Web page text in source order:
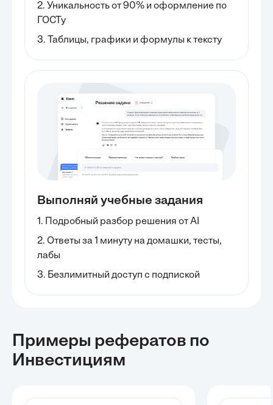
2. Уникальность от 90% и оформление по
ГОСТу
3. Таблицы, графики и формулы к тексту
Выполняй учебные задания
1. Подробный разбор решения от AI
2. Ответы за 1 минуту на домашки, тесты,
лабы
3. Безлимитный доступ с подпиской
Примеры рефератов по
Инвестициям